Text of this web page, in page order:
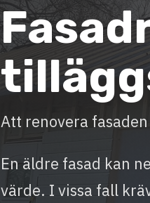
Att renovera
En äldre fasad kan
värde. I vissa fall